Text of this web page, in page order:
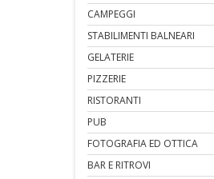
CAMPEGGI
STABILIMENTI BALNEARI
GELATERIE
PIZZERIE
RISTORANTI
PUB
FOTOGRAFIA ED OTTICA
BAR E RITROVI